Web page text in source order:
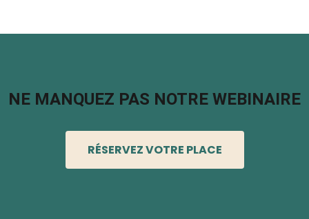
NE MANQUEZ PAS NOTRE WEBINAIRE
RÉSERVEZ VOTRE PLACE